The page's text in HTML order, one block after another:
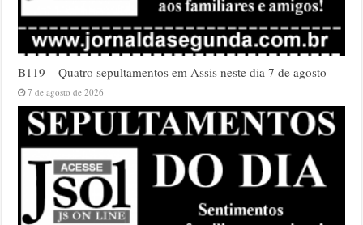
B119 – Quatro sepultamentos em Assis neste dia 7 de agosto
7 de agosto de 2026